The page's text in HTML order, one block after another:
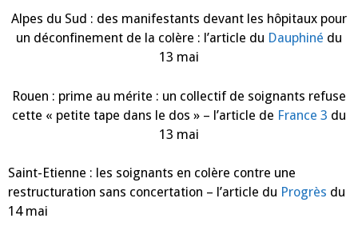
Alpes du Sud : des manifestants devant les hôpitaux pour
un déconfinement de la colère : l’article du Dauphiné du
13 mai
Rouen : prime au mérite : un collectif de soignants refuse
cette « petite tape dans le dos » – l’article de France 3 du
13 mai
Saint-Etienne : les soignants en colère contre une
restructuration sans concertation – l’article du Progrès du
14 mai